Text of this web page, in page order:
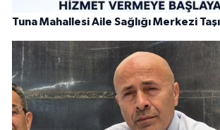
Tuna Mahallesi Aile Sağlığı Merkezi